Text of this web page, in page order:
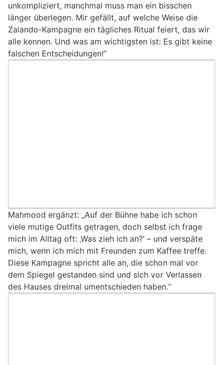
unkompliziert, manchmal muss man ein bisschen
länger überlegen. Mir gefällt, auf welche Weise die
Zalando-Kampagne ein tägliches Ritual feiert, das wir
alle kennen. Und was am wichtigsten ist: Es gibt keine
falschen Entscheidungen!“
Mahmood ergänzt: „Auf der Bühne habe ich schon
viele mutige Outfits getragen, doch selbst ich frage
mich im Alltag oft: ‚Was zieh ich an?‘ – und verspäte
mich, wenn ich mich mit Freunden zum Kaffee treffe.
Diese Kampagne spricht alle an, die schon mal vor
dem Spiegel gestanden sind und sich vor Verlassen
des Hauses dreimal umentschieden haben.“